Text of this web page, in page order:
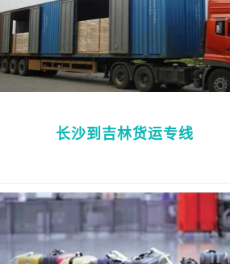
长沙到吉林货运专线